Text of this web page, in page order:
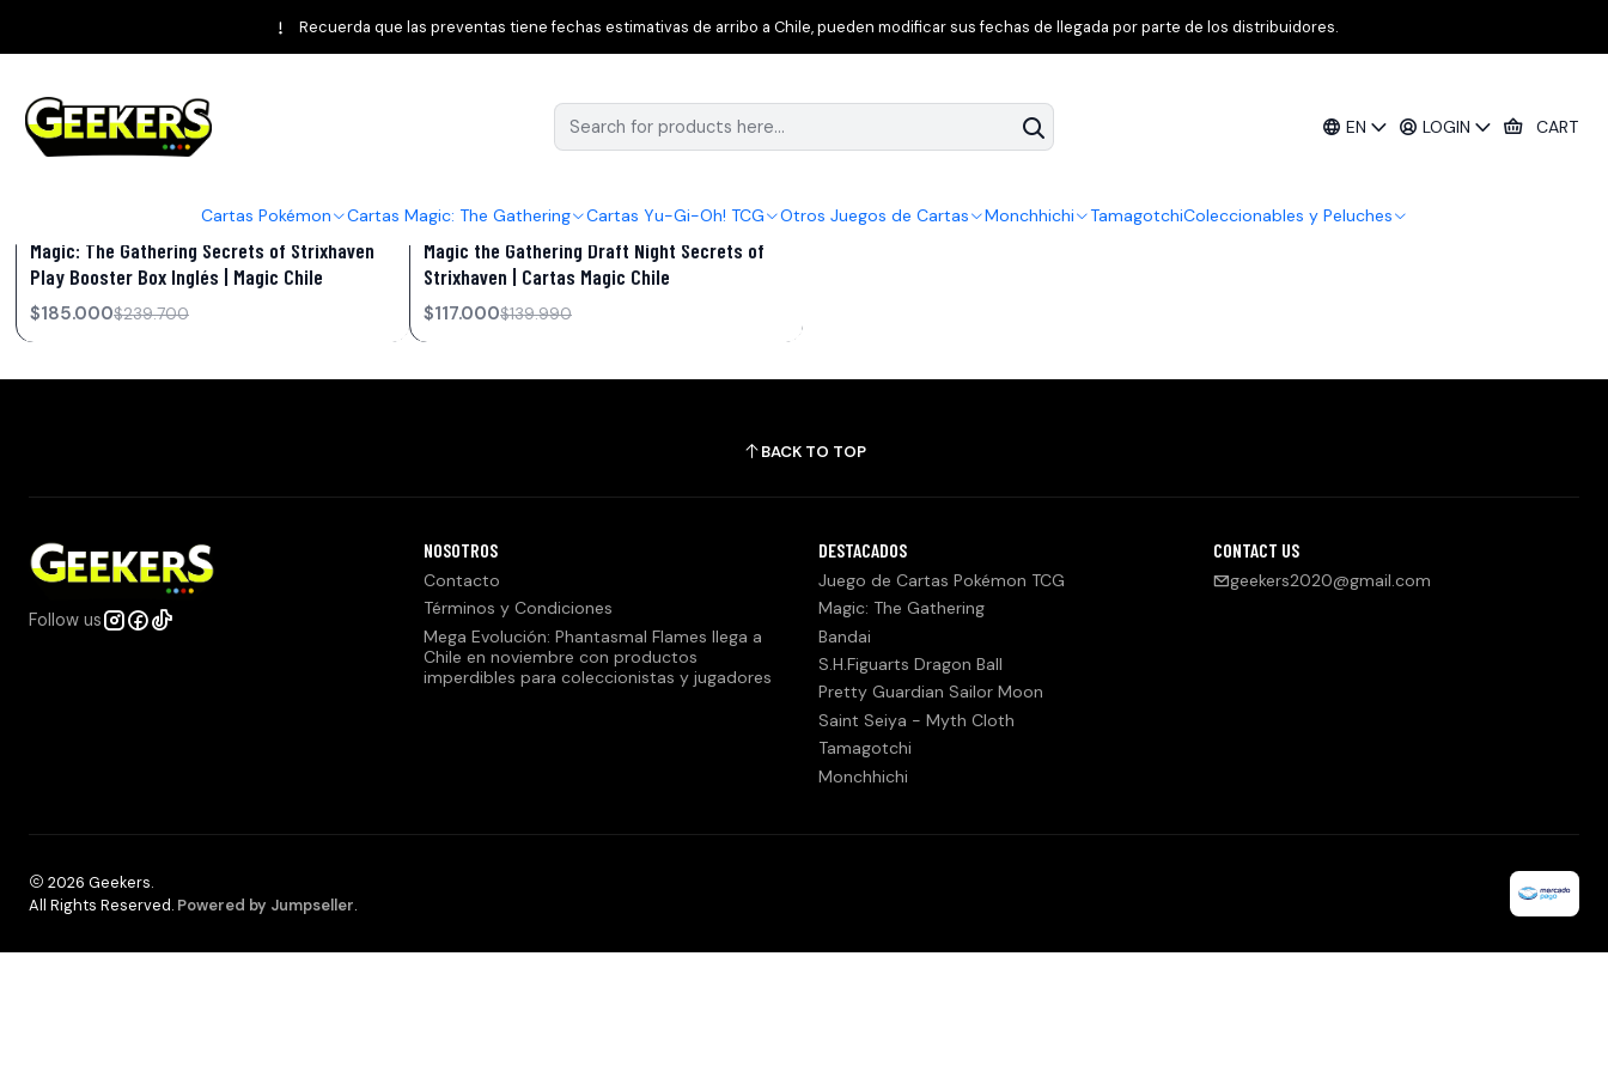
EN LOGIN CART
Cartas Pokémon Cartas Magic: The Gathering Cartas Yu-Gi-Oh! TCG Otros Juegos de Cartas Monchhichi TamagotchiColeccionables y Peluches
Recuerda que las preventas tiene fechas estimativas de arribo a Chile, pueden modificar sus fechas de llegada por parte de los distribuidores.
Home Magic: The Gathering Secrets of Strixhaven
Secrets of Strixhaven Filters
Magic: The Gathering Secrets of Strixhaven
Play Booster Box Inglés | Magic Chile
$185.000$239.700
|Pokémon
Magic the Gathering Draft Night Secrets of
Strixhaven | Cartas Magic Chile
$117.000$139.990
BACK TO TOP
Follow us
NOSOTROS
Contacto
Términos y Condiciones
Mega Evolución: Phantasmal Flames llega a
Chile en noviembre con productos
imperdibles para coleccionistas y jugadores
DESTACADOS
Juego de Cartas Pokémon TCG
Magic: The Gathering
Bandai
S.H.Figuarts Dragon Ball
Pretty Guardian Sailor Moon
Saint Seiya - Myth Cloth
Tamagotchi
Monchhichi
CONTACT US
geekers2020@gmail.com
2026 Geekers.
All Rights Reserved. Powered by Jumpseller.